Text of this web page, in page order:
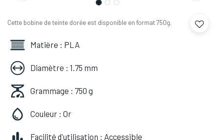
Cette bobine de teinte dorée est disponible en format 750g.
Matière : PLA
Diamètre : 1.75 mm
Grammage : 750 g
Couleur : Or
Facilité d'utilisation : Accessible